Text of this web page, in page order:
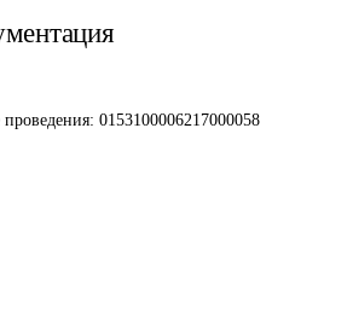
0153100006217000058